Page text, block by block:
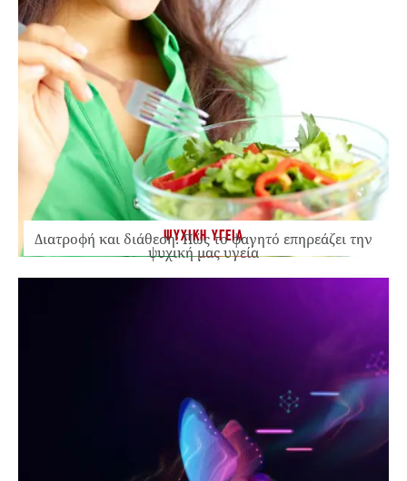
ΨΥΧΙΚΗ ΥΓΕΙΑ
Διατροφή και διάθεση: Πώς το φαγητό επηρεάζει την
ψυχική μας υγεία